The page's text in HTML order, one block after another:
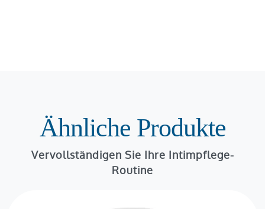
Ähnliche Produkte
Vervollständigen Sie Ihre Intimpflege-
Routine